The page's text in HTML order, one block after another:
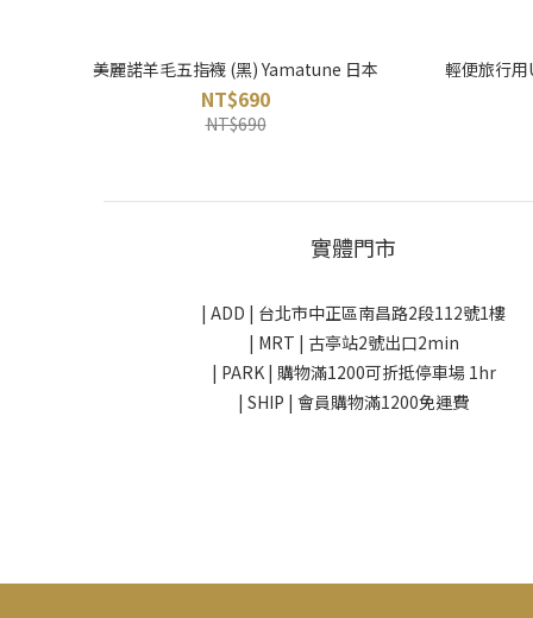
美麗諾羊毛五指襪 (黑) Yamatune 日本
NT$690
NT$690
輕便旅行
實體門市
| ADD | 台北市中正區南昌路2段112號1樓
| MRT | 古亭站2號出口2min
| PARK | 購物滿1200可折抵停車場 1hr
| SHIP | 會員購物滿1200免運費